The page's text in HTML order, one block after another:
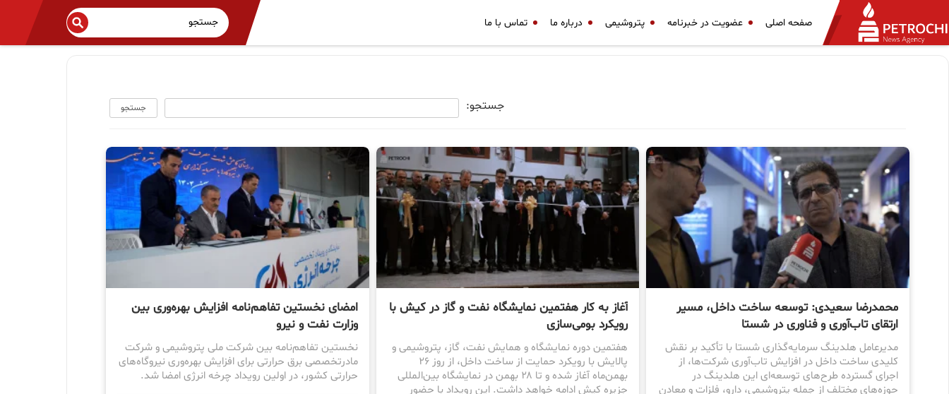
صفحه اصلی عضویت در خبرنامه پتروشیمی درباره ما تماس با ما
جستجو: جستجو
محمدرضا سعیدی: توسعه ساخت داخل، مسیر
ارتقای تاب‌آوری و فناوری در شستا
مدیرعامل هلدینگ سرمایه‌گذاری شستا با تأکید بر نقش
کلیدی ساخت داخل در افزایش تاب‌آوری شرکت‌ها، از
اجرای گسترده طرح‌های توسعه‌ای این هلدینگ در
حوزه‌های مختلف از جمله پتروشیمی، دارو، فلزات و معادن
آغاز به کار هفتمین نمایشگاه نفت و گاز در کیش با
رویکرد بومی‌سازی
هفتمین دوره نمایشگاه و همایش نفت، گاز، پتروشیمی و
پالایش با رویکرد حمایت از ساخت داخل، از روز ۲۶
بهمن‌ماه آغاز شده و تا ۲۸ بهمن در نمایشگاه بین‌المللی
جزیره کیش ادامه خواهد داشت. این رویداد با حضور
امضای نخستین تفاهم‌نامه افزایش بهره‌وری بین
وزارت نفت و نیرو
نخستین تفاهم‌نامه بین شرکت ملی پتروشیمی و شرکت
مادرتخصصی برق حرارتی برای افزایش بهره‌وری نیروگا‌ه‌های
حرارتی کشور، در اولین رویداد چرخه انرژی امضا شد.